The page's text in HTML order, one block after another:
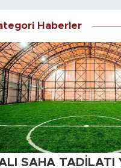
Haberler
SAHA TADİLATI